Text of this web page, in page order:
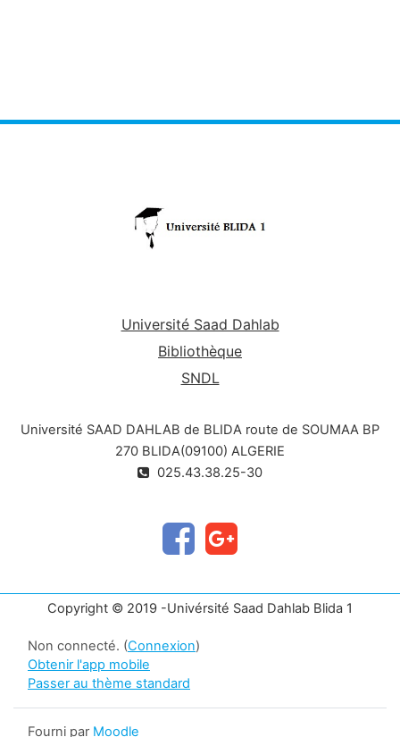
Université Saad Dahlab
Bibliothèque
SNDL
Université SAAD DAHLAB de BLIDA route de SOUMAA BP
270 BLIDA(09100) ALGERIE
025.43.38.25-30
Copyright © 2019 -Univérsité Saad Dahlab Blida 1
Non connecté. (Connexion)
Obtenir l'app mobile
Passer au thème standard
Fourni par Moodle